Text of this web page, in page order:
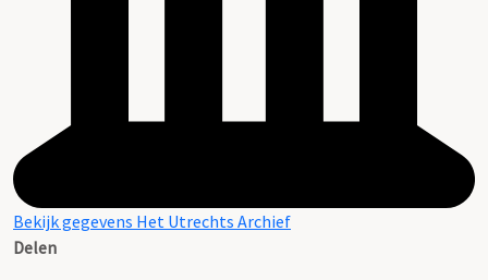
Bekijk gegevens Het Utrechts Archief
Delen